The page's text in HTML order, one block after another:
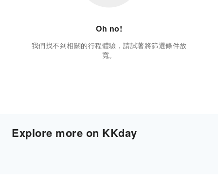
Oh no!
我們找不到相關的行程體驗，請試著將篩選條件放
寬。
Explore more on KKday